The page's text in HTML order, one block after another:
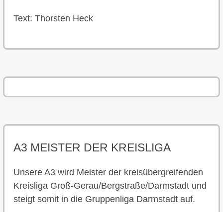
Text: Thorsten Heck
A3 MEISTER DER KREISLIGA
Unsere A3 wird Meister der kreisübergreifenden
Kreisliga Groß-Gerau/Bergstraße/Darmstadt und
steigt somit in die Gruppenliga Darmstadt auf.